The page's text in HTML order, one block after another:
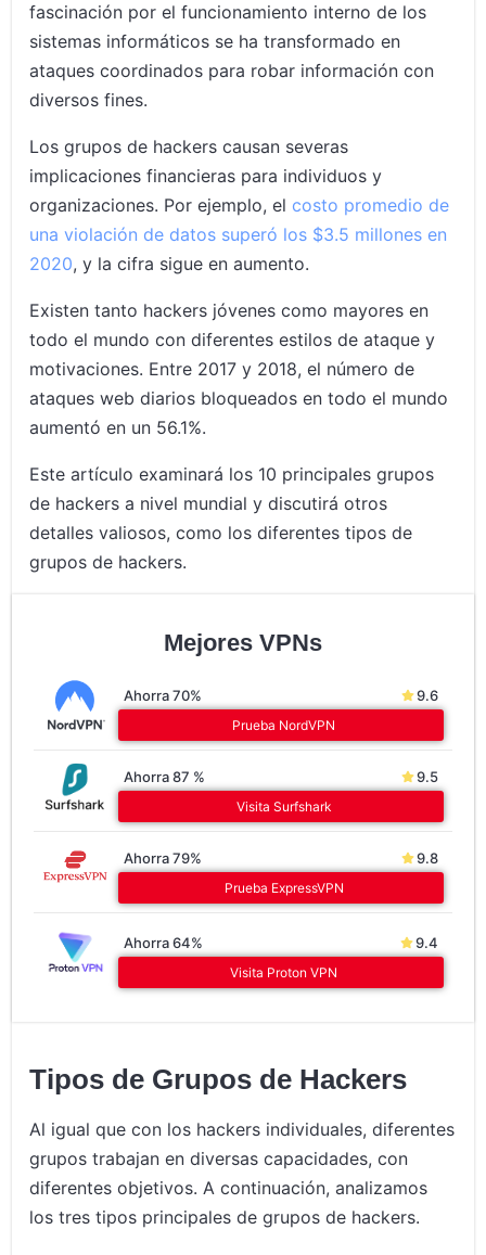
fascinación por el funcionamiento interno de los
sistemas informáticos se ha transformado en
ataques coordinados para robar información con
diversos fines.
Los grupos de hackers causan severas
implicaciones financieras para individuos y
organizaciones. Por ejemplo, el costo promedio de
una violación de datos superó los $3.5 millones en
2020, y la cifra sigue en aumento.
Existen tanto hackers jóvenes como mayores en
todo el mundo con diferentes estilos de ataque y
motivaciones. Entre 2017 y 2018, el número de
ataques web diarios bloqueados en todo el mundo
aumentó en un 56.1%.
Este artículo examinará los 10 principales grupos
de hackers a nivel mundial y discutirá otros
detalles valiosos, como los diferentes tipos de
grupos de hackers.
Mejores VPNs
Ahorra 70% 9.6
Prueba NordVPN
Ahorra 87 % 9.5
Visita Surfshark
Ahorra 79% 9.8
Prueba ExpressVPN
Ahorra 64% 9.4
Visita Proton VPN
Tipos de Grupos de Hackers
Al igual que con los hackers individuales, diferentes
grupos trabajan en diversas capacidades, con
diferentes objetivos. A continuación, analizamos
los tres tipos principales de grupos de hackers.